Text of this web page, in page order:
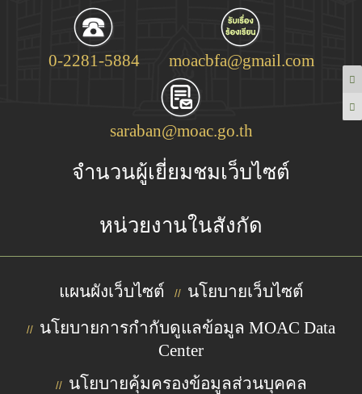
0-2281-5884 moacbfa@gmail.com
saraban@moac.go.th
จำนวนผู้เยี่ยมชมเว็บไซต์
หน่วยงานในสังกัด
แผนผังเว็บไซต์ // นโยบายเว็บไซต์
// นโยบายการกำกับดูแลข้อมูล MOAC Data
Center
// นโยบายคุ้มครองข้อมูลส่วนบุคคล